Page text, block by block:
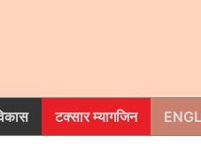
टक्सार म्यागजिन